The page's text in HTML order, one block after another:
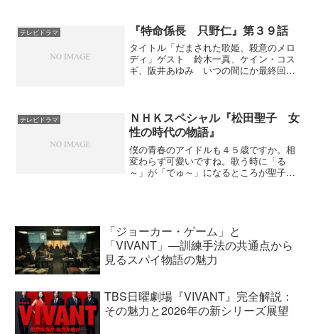
いた記憶があります。今は動画配信サー
ビスが普及し、あ...
テレビドラマ 『特命係長 只野仁』第３９話
タイトル「だまされた歌姫、殺意のメロ
ディ」ゲスト 鈴木一真、ケイン・コス
ギ、阪井あゆみ いつの間にか最終回で
だけど、それほどの演技は...
テレビドラマ
ＮＨＫスペシャル『松田聖子 女
性の時代の物語』
僕の青春のアイドルも４５歳ですか。相
変わらず可愛いですね。歌う時に「る
～」が「でゅ～」になるところが聖子ち
「ジョーカー・ゲーム」と
「VIVANT」—訓練手法の共通点から
見るスパイ物語の魅力
TBS日曜劇場『VIVANT』完全解説：
その魅力と2026年の新シリーズ展望